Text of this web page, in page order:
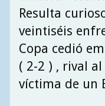
Resulta
veintiséis
Copa cedió
( 2-2 ) , rival
víctima de un